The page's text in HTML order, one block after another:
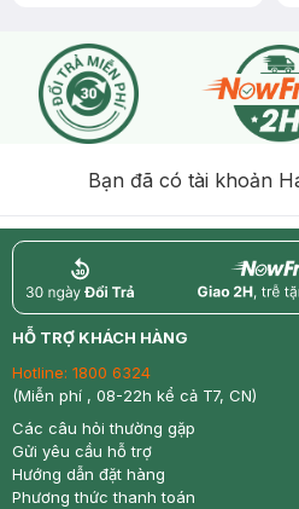
Bạn đã có tài khoản
return nowfree
HỖ TRỢ KHÁCH HÀNG
Hotline: 1800 6324
(Miễn phí , 08-22h kể cả T7, CN)
Các câu hỏi thường gặp
Gửi yêu cầu hỗ trợ
Hướng dẫn đặt hàng
Phương thức thanh toán